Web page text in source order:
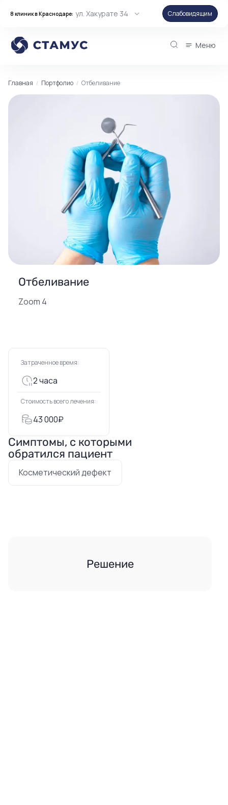
8 клиник в Краснодаре: ул. Хакурате 34 Слабовидящим
Меню
Главная Портфолио Отбеливание
Отбеливание
Zoom 4
Затраченное время:
2 часа
Стоимость всего лечения:
43 000₽
Симптомы, с которыми
обратился пациент
Косметический дефект
Решение